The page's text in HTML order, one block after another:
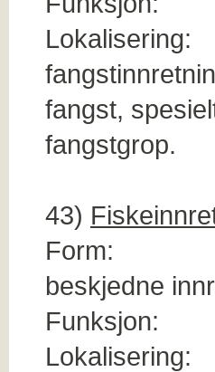
Lokalisering:
fangst,
fangstgrop.
43)
Form:
beskjedne
Funksjon:
Lokalisering: